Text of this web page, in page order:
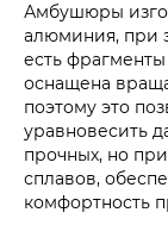
Амбушюры
алюминия, при
есть
оснащена
поэтому это
уравновесить
прочных, но
сплавов,
комфортность